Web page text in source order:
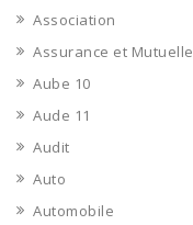
Association
Assurance et Mutuelle
Aube 10
Aude 11
Audit
Auto
Automobile